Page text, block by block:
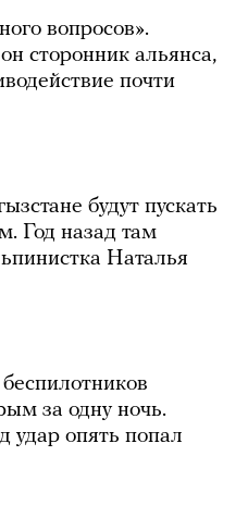
вопросов».
сторонник альянса,
почти
будут пускать
Год назад там
Наталья
за одну ночь.
удар опять попал